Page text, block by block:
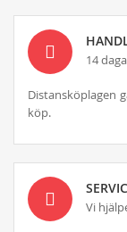
14
Distansköplagen
köp.
Vi